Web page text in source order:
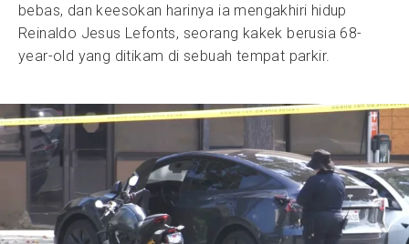
bebas, dan keesokan harinya ia mengakhiri hidup
Reinaldo Jesus Lefonts, seorang kakek berusia 68-
year-old yang ditikam di sebuah tempat parkir.